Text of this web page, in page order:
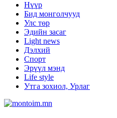
Нүүр
Бид монголчууд
Улс төр
Эдийн засаг
Light news
Дэлхий
Спорт
Эрүүл мэнд
Life style
Утга зохиол, Урлаг